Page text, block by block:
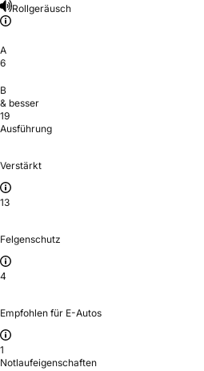
Rollgeräusch
A
6
B
& besser
19
Ausführung
Verstärkt
13
Felgenschutz
4
Empfohlen für E-Autos
1
Notlaufeigenschaften